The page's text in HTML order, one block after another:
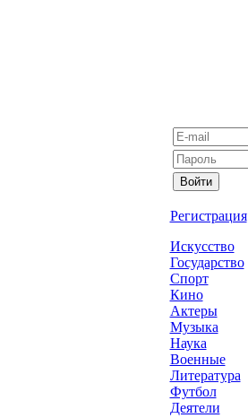
Регистрация
Искусство
Государство
Спорт
Кино
Актеры
Музыка
Наука
Военные
Литература
Футбол
Деятели